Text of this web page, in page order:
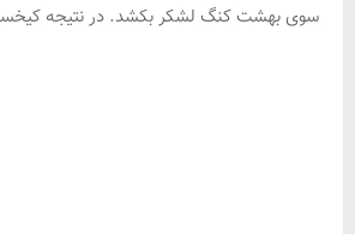
سوی بهشت کنگ لشکر بکشد. در نتیجه